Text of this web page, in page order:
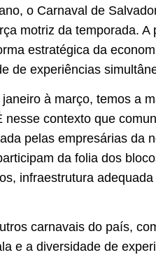
o Carnaval de
motriz da temporada.
estratégica da
de experiências
janeiro à março, temos a
nesse contexto que
pelas empresárias da
da folia dos
infraestrutura
carnavais do país,
e a diversidade de